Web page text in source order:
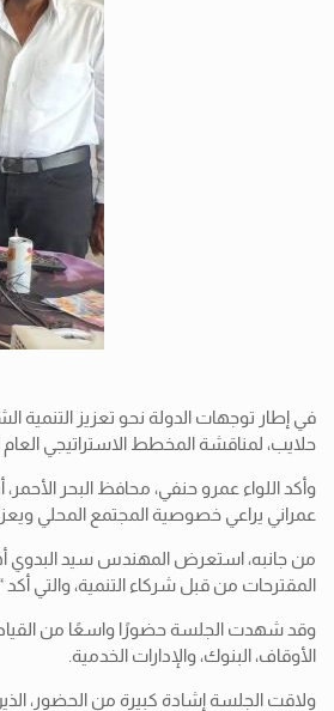
فيإطار توجهات الدولة نحو تعزيز
حلايب، لمناقشة المخطط الاستراتيجي العام
وأكد اللواء عمرو حنفي، محافظ البحر
عمراني يراعي خصوصية المجتمع المحلي
من جانبه، استعرض المهندس سيد البدوي
المقترحات من قبل شركاء التنمية، والتي
وقد شهدت الجلسة حضورًا واسعًا من
الأوقاف، البنوك، والإدارات الخدمية.
ولاقت الجلسة إشادة كبيرة من الحضور،